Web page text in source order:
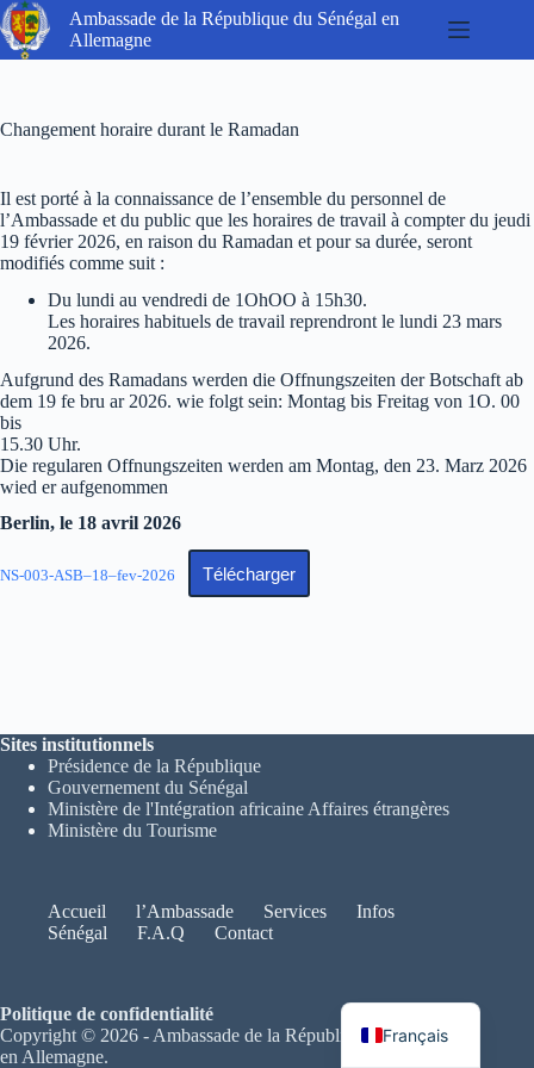
Passer
au
contenu
Ambassade de la République du Sénégal en
Allemagne
Changement horaire durant le Ramadan
Il est porté à la connaissance de l’ensemble du personnel de
l’Ambassade et du public que les horaires de travail à compter du jeudi
19 février 2026, en raison du Ramadan et pour sa durée, seront
modifiés comme suit :
Du lundi au vendredi de 1OhOO à 15h30.
Les horaires habituels de travail reprendront le lundi 23 mars
2026.
Aufgrund des Ramadans werden die Offnungszeiten der Botschaft ab
dem 19 fe bru ar 2026. wie folgt sein: Montag bis Freitag von 1O. 00
bis
15.30 Uhr.
Die regularen Offnungszeiten werden am Montag, den 23. Marz 2026
wied er aufgenommen
Berlin, le 18 avril 2026
NS-003-ASB–18–fev-2026 Télécharger
Sites institutionnels
Présidence de la République
Gouvernement du Sénégal
Ministère de l'Intégration africaine Affaires étrangères
Ministère du Tourisme
Accueil l’Ambassade Services
Infos
Sénégal
F.A.Q Contact
Politique de confidentialité
Copyright © 2026 - Ambassade de la République du Sénégal
en Allemagne.
Français